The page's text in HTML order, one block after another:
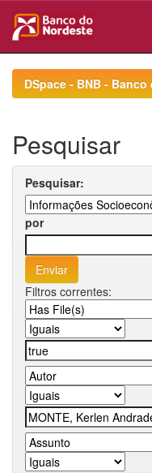
navigationDSpace - BNB -
Pesquisar
Pesquisar:
por
Filtros correntes: